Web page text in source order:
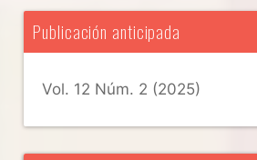
Publicación anticipada
Vol. 12 Núm. 2 (2025)